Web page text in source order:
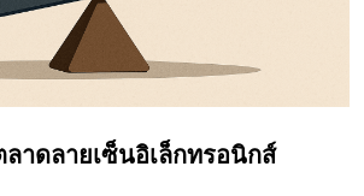
าดลายเซ็นอิเล็กทรอนิกส์